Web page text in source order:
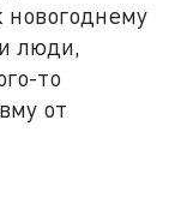
люди,
то
от